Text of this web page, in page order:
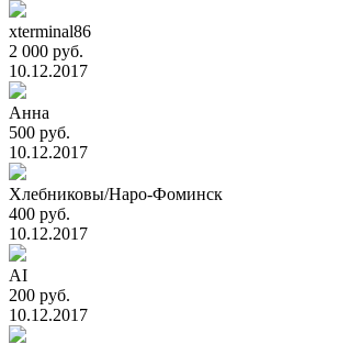
xterminal86
2 000 руб.
10.12.2017
Анна
500 руб.
10.12.2017
Хлебниковы/Наро-Фоминск
400 руб.
10.12.2017
AI
200 руб.
10.12.2017